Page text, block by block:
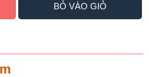
BỎ VÀO GIỎ